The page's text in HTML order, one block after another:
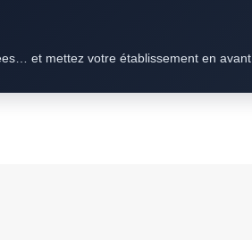
et mettez votre établissement en avant.